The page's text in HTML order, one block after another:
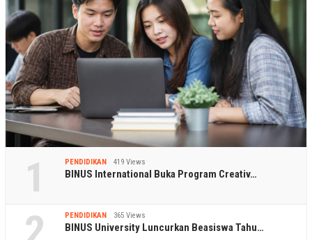
1 PENDIDIKAN 419 Views
BINUS International Buka Program Creativ…
PENDIDIKAN 365 Views
BINUS University Luncurkan Beasiswa Tahu…